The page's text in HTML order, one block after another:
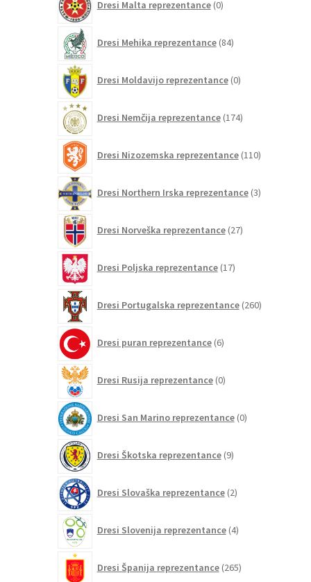
Dresi Malta reprezentance 0izdelkov
Dresi Mehika reprezentance 84izdelkov
Dresi Moldavijo reprezentance 0izdelkov
Dresi Nemčija reprezentance 174izdelkov
Dresi Nizozemska reprezentance 110izdelkov
Dresi Northern Irska reprezentance 3izdelki
Dresi Norveška reprezentance 27izdelkov
Dresi Poljska reprezentance 17izdelkov
Dresi Portugalska reprezentance 260izdelkov
Dresi puran reprezentance 6izdelkov
Dresi Rusija reprezentance 0izdelkov
Dresi San Marino reprezentance 0izdelkov
Dresi Škotska reprezentance 9izdelkov
Dresi Slovaška reprezentance 2izdelka
Dresi Slovenija reprezentance 4izdelki
Dresi Španija reprezentance 265izdelkov